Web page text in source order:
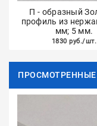
П - образный
профиль из
мм; 5 мм.
1830 руб./шт.